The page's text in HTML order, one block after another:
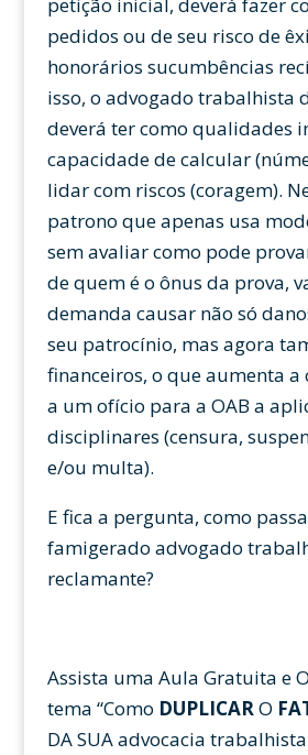
pedidos ou de seu risco de
honorários sucumbências
isso, o advogado trabalhista
deverá ter como qualidades
capacidade de calcular
lidar com riscos (coragem).
patrono que apenas usa
sem avaliar como pode
de quem é o ônus da prova,
demanda causar não só
seu patrocínio, mas agora
financeiros, o que aumenta a
a um ofício para a OAB a
disciplinares (censura,
e/ou multa).
E fica a pergunta, como
famigerado advogado
reclamante?
Assista uma Aula Gratuita e
tema “Como DUPLICARO
DA SUA advocacia